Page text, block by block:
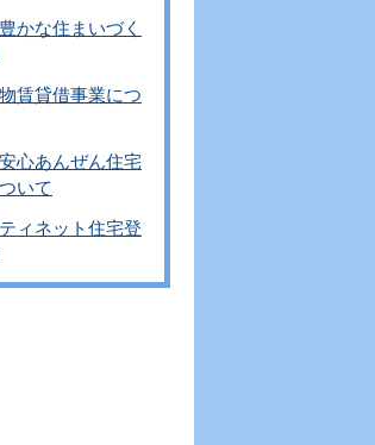
かな住まいづく
賃貸借事業につ
心あんぜん住宅
いて
ィネット住宅登